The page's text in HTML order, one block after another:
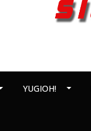
YUGIOH!